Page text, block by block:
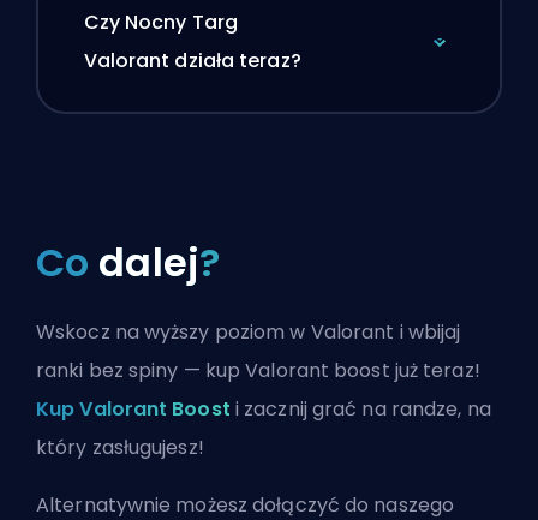
Czy Nocny Targ
Valorant działa teraz?
Co dalej?
Wskocz na wyższy poziom w Valorant i wbijaj
ranki bez spiny — kup Valorant boost już teraz!
Kup Valorant Boost i zacznij grać na randze, na
który zasługujesz!
Alternatywnie możeszdołączyć do naszego